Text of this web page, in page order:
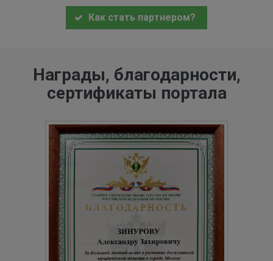
Как стать партнером?
Награды, благодарности,
сертификаты портала